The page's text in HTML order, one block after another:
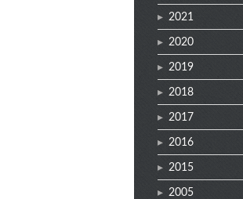
2021
2020
2019
2018
2017
2016
2015
2005